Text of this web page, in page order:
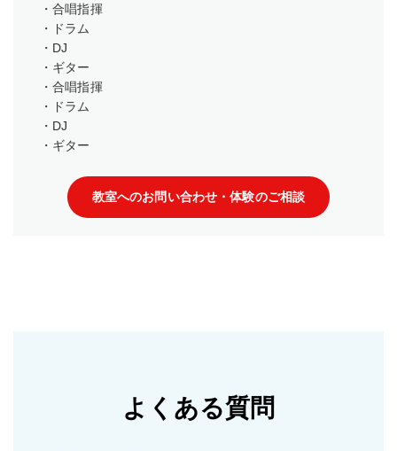
・合唱指揮
・ドラム
・DJ
・ギター
・合唱指揮
・ドラム
・DJ
・ギター
教室へのお問い合わせ・体験のご相談
よくある質問